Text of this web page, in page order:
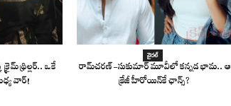
థ్రిల్లర్.. ఒకే
వార్!
వైరల్
రామ్‌చరణ్‌-సుకుమార్‌ మూవీలో కన్నడ భామ.. ఆ
క్రేజీ హీరోయిన్‌కే ఛాన్స్?